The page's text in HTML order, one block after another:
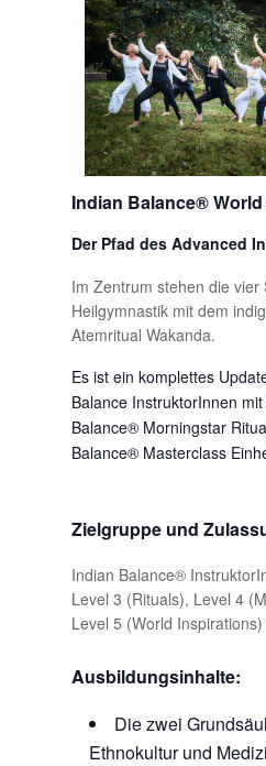
Indian Balance®
Der Pfad des Advanced
Im Zentrum stehen die vier
Heilgymnastik mit dem
Atemritual Wakanda.
Es ist ein komplettes
Balance InstruktorInnen
Balance® Morningstar
Balance® Masterclass
Zielgruppe und
Indian Balance®
Level 3 (Rituals), Level 4
Level 5 (World
Ausbildungsinhalte:
Die zwei
Ethnokultur und